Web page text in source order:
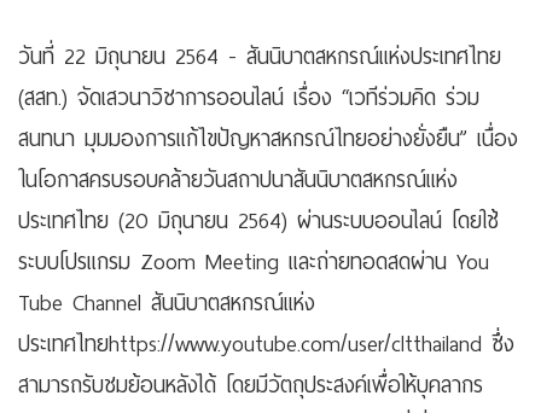
วันที่ 22 มิถุนายน 2564 - สันนิบาตสหกรณ์แห่งประเทศไทย
(สสท.) จัดเสวนาวิชาการออนไลน์ เรื่อง “เวทีร่วมคิด ร่วม
สนทนา มุมมองการแก้ไขปัญหาสหกรณ์ไทยอย่างยั่งยืน” เนื่อง
ในโอกาสครบรอบคล้ายวันสถาปนาสันนิบาตสหกรณ์แห่ง
ประเทศไทย (20 มิถุนายน 2564) ผ่านระบบออนไลน์ โดยใช้
ระบบโปรแกรม Zoom Meeting และถ่ายทอดสดผ่าน You
Tube Channel สันนิบาตสหกรณ์แห่ง
ประเทศไทยhttps://www.youtube.com/user/cltthailand ซึ่ง
สามารถรับชมย้อนหลังได้ โดยมีวัตถุประสงค์เพื่อให้บุคลากร